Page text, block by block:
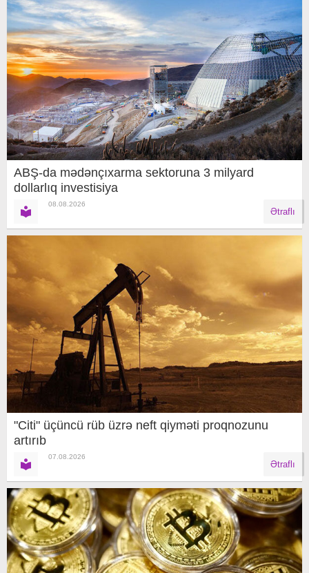
ABŞ-da mədənçıxarma sektoruna 3 milyard
dollarlıq investisiya
08.08.2026
Ətraflı
"Citi" üçüncü rüb üzrə neft qiyməti proqnozunu
artırıb
07.08.2026
Ətraflı